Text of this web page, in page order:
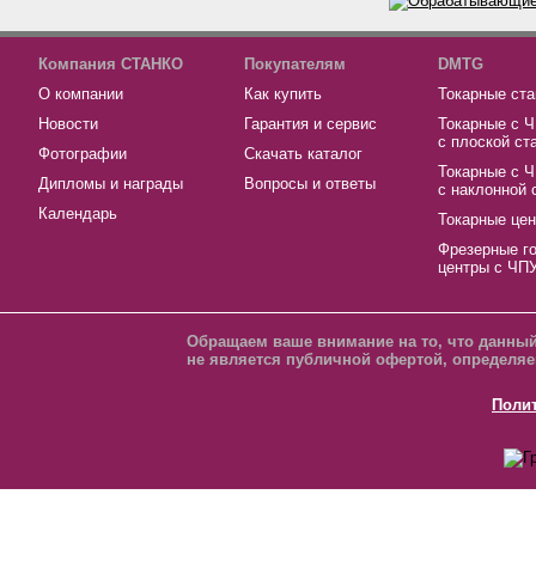
Компания СТАНКО
О компании
Новости
Фотографии
Дипломы и награды
Календарь
Покупателям
Как купить
Гарантия и сервис
Скачать каталог
Вопросы и ответы
DMTG
Токарные
Токарные с
с плоской
Токарные с
с наклонной
Токарные
Фрезерные
центры с
Обращаем ваше внимание на то, что
не является публичной офертой,